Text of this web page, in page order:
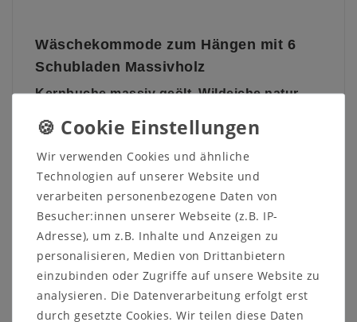
Wäschekommode zum Hängen mit 6
Schubladen Massivholz
Kernbuche massiv geölt, Wildeiche natur
Diese Wäschekommode aus dem Dielenprogramm
WALK INvom dänischen HerstellerTjørnbo
massivem Buchenholz oder Eichenholz gefertigt. Die
Oberfläche ist wahlweise natur oder bianco geölt
und optional sandgestrahlt.
Die drei breiten und drei schmalen leichtgängigen
Schubladen haben einePush-Funktion.
Die Kommode ist mir einer Wandaufhängung
ausgestattet.
Wir verwenden Cookies und ähnliche
Technologien auf unserer Website und
verarbeiten personenbezogene Daten von
Besucher:innen unserer Webseite (z.B. IP-
Adresse), um z.B. Inhalte und Anzeigen zu
personalisieren, Medien von Drittanbietern
einzubinden oder Zugriffe auf unsere Website zu
analysieren. Die Datenverarbeitung erfolgt erst
durch gesetzte Cookies. Wir teilen diese Daten